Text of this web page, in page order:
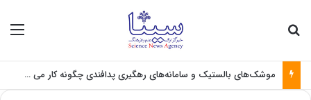
موشک‌های بالستیک و سامانه‌های رهگیری پدافندی چگونه کار می کنند؟